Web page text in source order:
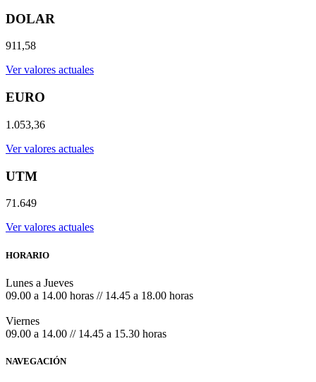
DOLAR
911,58
Ver valores actuales
EURO
1.053,36
Ver valores actuales
UTM
71.649
Ver valores actuales
HORARIO
Lunes a Jueves
09.00 a 14.00 horas // 14.45 a 18.00 horas
Viernes
09.00 a 14.00 // 14.45 a 15.30 horas
NAVEGACIÓN